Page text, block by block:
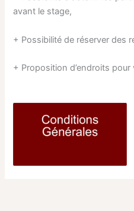
avant le stage,
+ Possibilité de réserver des
+ Proposition d’endroits pour